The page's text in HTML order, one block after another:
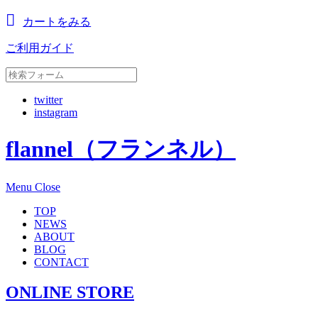
カートをみる
ご利用ガイド
twitter
instagram
flannel（フランネル）
Menu Close
TOP
NEWS
ABOUT
BLOG
CONTACT
ONLINE STORE